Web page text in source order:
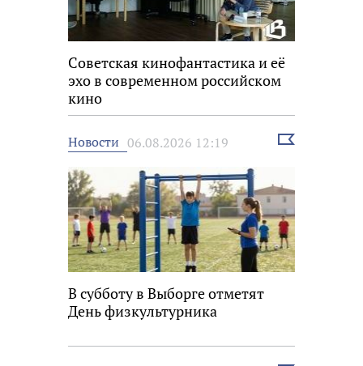
Советская кинофантастика и её
эхо в современном российском
кино
Новости 06.08.2026 12:19
Выбрать
В субботу в Выборге отметят
День физкультурника